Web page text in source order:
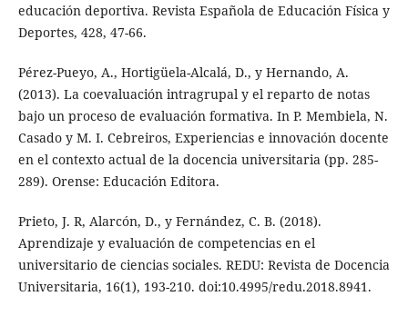
educación deportiva. Revista Española de Educación Física y
Deportes, 428, 47-66.
Pérez-Pueyo, A., Hortigüela-Alcalá, D., y Hernando, A.
(2013). La coevaluación intragrupal y el reparto de notas
bajo un proceso de evaluación formativa. In P. Membiela, N.
Casado y M. I. Cebreiros, Experiencias e innovación docente
en el contexto actual de la docencia universitaria (pp. 285-
289). Orense: Educación Editora.
Prieto, J. R, Alarcón, D., y Fernández, C. B. (2018).
Aprendizaje y evaluación de competencias en el
universitario de ciencias sociales. REDU: Revista de Docencia
Universitaria, 16(1), 193-210. doi:10.4995/redu.2018.8941.